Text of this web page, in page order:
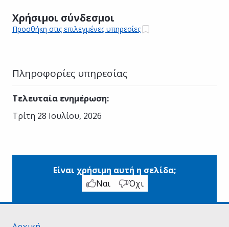
Χρήσιμοι σύνδεσμοι
Προσθήκη στις επιλεγμένες υπηρεσίες
Πληροφορίες υπηρεσίας
Τελευταία ενημέρωση:
Τρίτη 28 Ιουλίου, 2026
Είναι χρήσιμη αυτή η σελίδα;
Ναι
Όχι